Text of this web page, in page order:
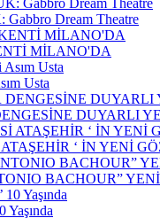
Dream Theatre
MİLANO'DA
Usta
DUYARLI
‘ İN YENİ
BACHOUR”
Yaşında